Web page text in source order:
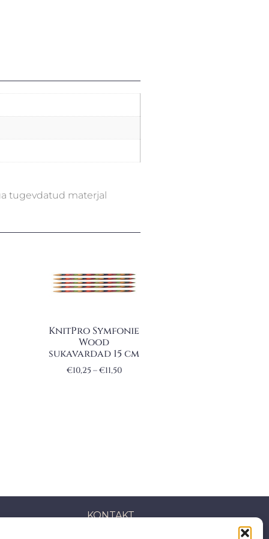
tugevdatud materjal
KnitPro Symfonie
Wood
sukavardad 15 cm
€10,25 –€11,50
KONTAKT